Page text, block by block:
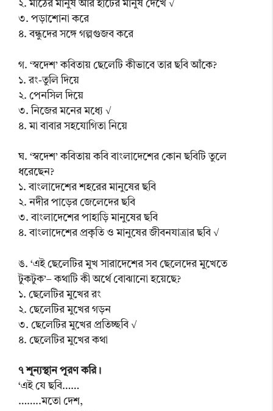
২. মাঠের মানুষ আর হাটের মানুষ দেখে √
৩. পড়াশোনা করে
৪. বন্ধুদের সঙ্গে গল্পগুজব করে
গ. ‘স্বদেশ’ কবিতায় ছেলেটি কীভাবে তার ছবি আঁকে?
১. রং-তুলি দিয়ে
২. পেনসিল দিয়ে
৩. নিজের মনের মধ্যে √
৪. মা বাবার সহযোগিতা নিয়ে
ঘ. ‘স্বদেশ’ কবিতায় কবি বাংলাদেশের কোন ছবিটি তুলে
ধরেছেন?
১. বাংলাদেশের শহরের মানুষের ছবি
২. নদীর পাড়ের জেলেদের ছবি
৩. বাংলাদেশের পাহাড়ি মানুষের ছবি
৪. বাংলাদেশের প্রকৃতি ও মানুষের জীবনযাত্রার ছবি √
ঙ. ‘এই ছেলেটির মুখ সারাদেশের সব ছেলেদের মুখেতে
টুকটুক’– কথাটি কী অর্থে বোঝানো হয়েছে?
১. ছেলেটির মুখের রং
২. ছেলেটির মুখের গড়ন
৩. ছেলেটির মুখের প্রতিচ্ছবি √
৪. ছেলেটির মুখের কথা
৭ শূন্যস্থান পূরণ করি।
‘এই যে ছবি……
……..মতো দেশ,